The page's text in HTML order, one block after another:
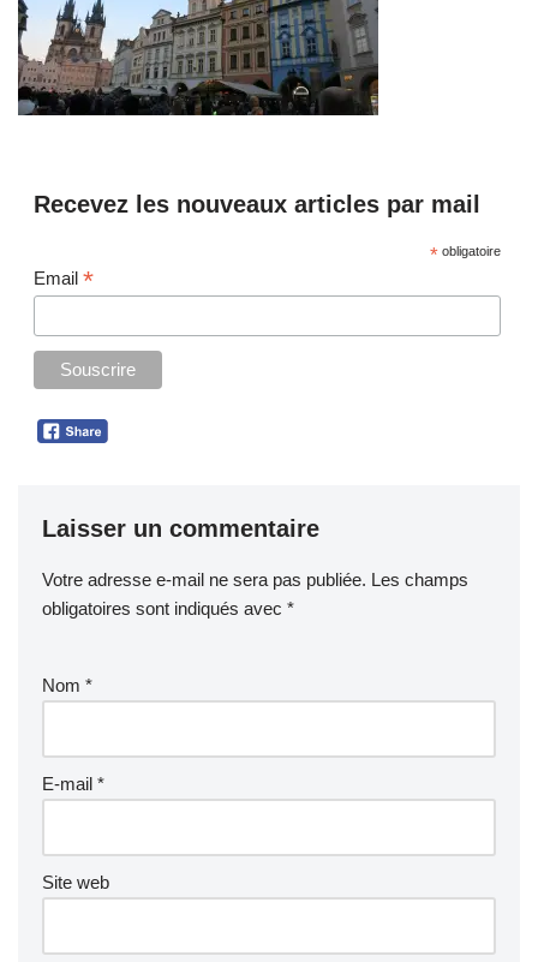
Recevez les nouveaux articles par mail
*obligatoire
Email *
Laisser un commentaire
Votre adresse e-mail ne sera pas publiée. Les champs
obligatoires sont indiqués avec *
Nom *
E-mail *
Site web